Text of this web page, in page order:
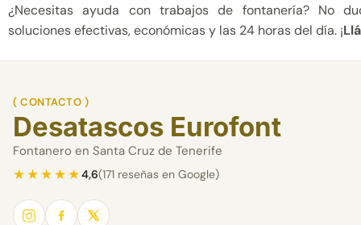
¿Necesitas ayuda con trabajos de fontanería? No
soluciones efectivas, económicas y las 24 horas del día. ¡
( CONTACTO )
Desatascos Eurofont
Fontanero en Santa Cruz de Tenerife
★★★★★4,6(171 reseñas en Google)